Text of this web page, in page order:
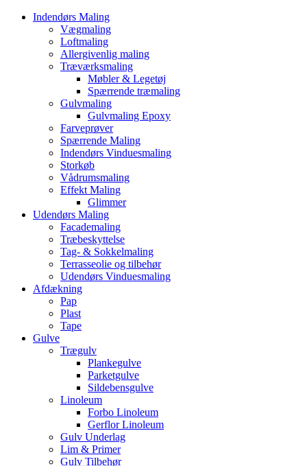
Indendørs Maling
Vægmaling
Loftmaling
Allergivenlig maling
Træværksmaling
Møbler & Legetøj
Spærrende træmaling
Gulvmaling
Gulvmaling Epoxy
Farveprøver
Spærrende Maling
Indendørs Vinduesmaling
Storkøb
Vådrumsmaling
Effekt Maling
Glimmer
Udendørs Maling
Facademaling
Træbeskyttelse
Tag- & Sokkelmaling
Terrasseolie og tilbehør
Udendørs Vinduesmaling
Afdækning
Pap
Plast
Tape
Gulve
Trægulv
Plankegulve
Parketgulve
Sildebensgulve
Linoleum
Forbo Linoleum
Gerflor Linoleum
Gulv Underlag
Lim & Primer
Gulv Tilbehør